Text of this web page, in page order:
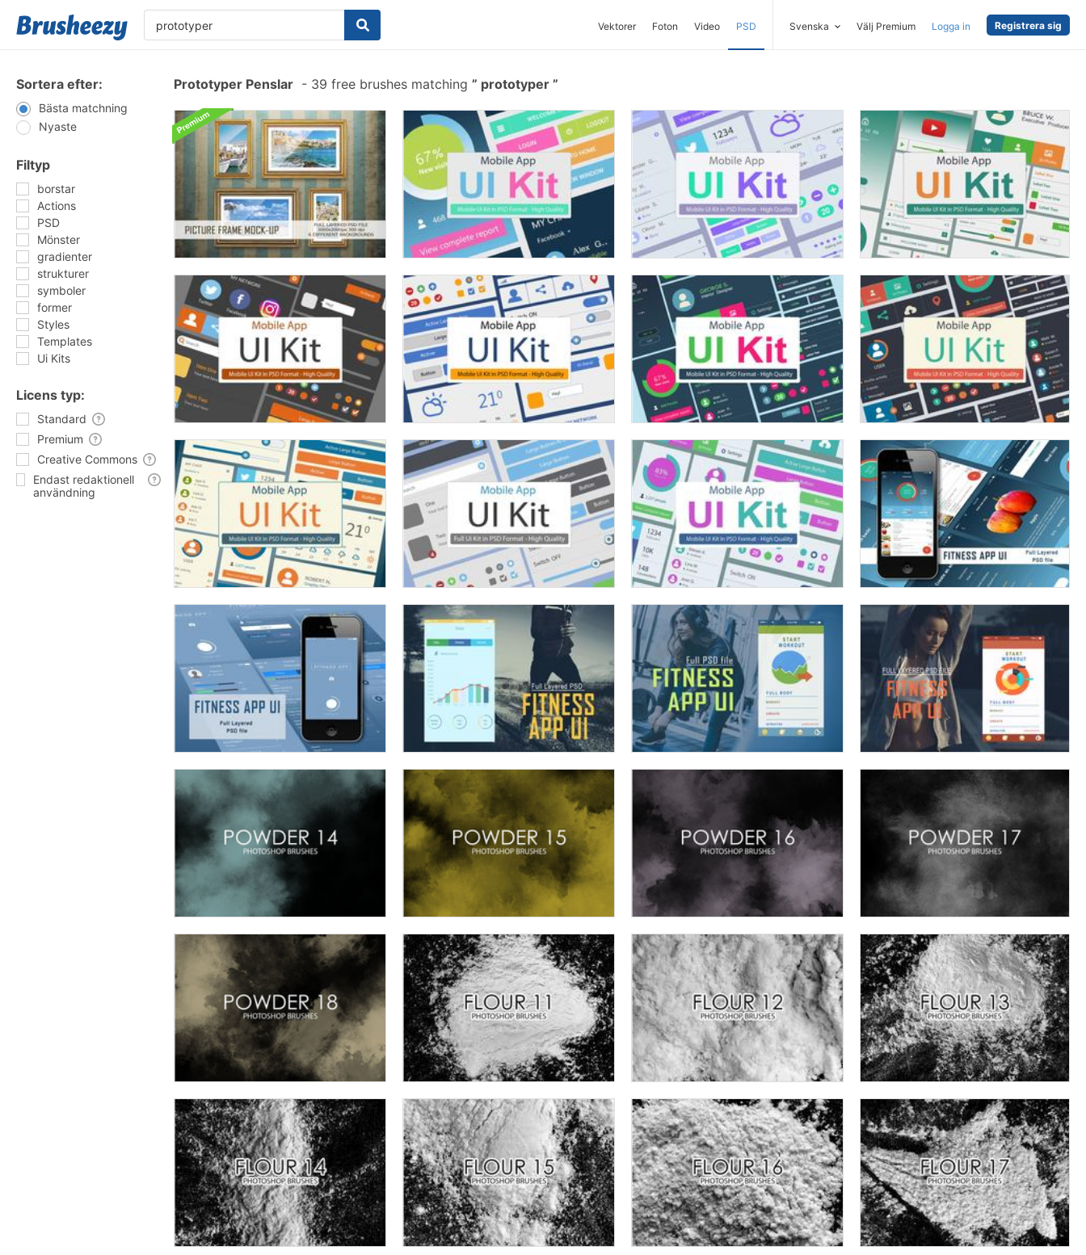
Vektorer Foton Video PSD Svenska Välj Premium Logga in Registrera sig
Sortera efter:
Bästa matchning
Nyaste
Filtyp
borstar
Actions
PSD
Mönster
gradienter
strukturer
symboler
former
Styles
Templates
Ui Kits
Licens typ:
Standard
Premium
Creative Commons
Endast redaktionell
användning
Prototyper Penslar - 39 free brushes matching prototyper